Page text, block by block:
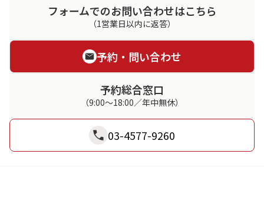
フォームでのお問い合わせはこちら
（1営業日以内に返答）
予約・問い合わせ
予約総合窓口
（9:00～18:00／年中無休）
03-4577-9260